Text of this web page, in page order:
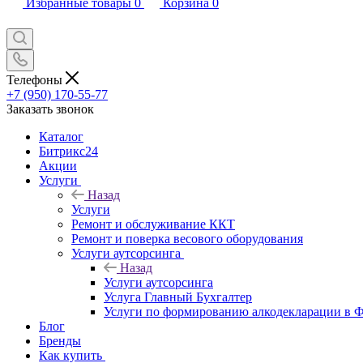
Избранные товары 0 Корзина 0
Телефоны
+7 (950) 170-55-77
Заказать звонок
Каталог
Битрикс24
Акции
Услуги
Назад
Услуги
Ремонт и обслуживание ККТ
Ремонт и поверка весового оборудования
Услуги аутсорсинга
Назад
Услуги аутсорсинга
Услуга Главный Бухгалтер
Услуги по формированию алкодекларации в
Блог
Бренды
Как купить